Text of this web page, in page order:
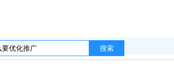
搜索